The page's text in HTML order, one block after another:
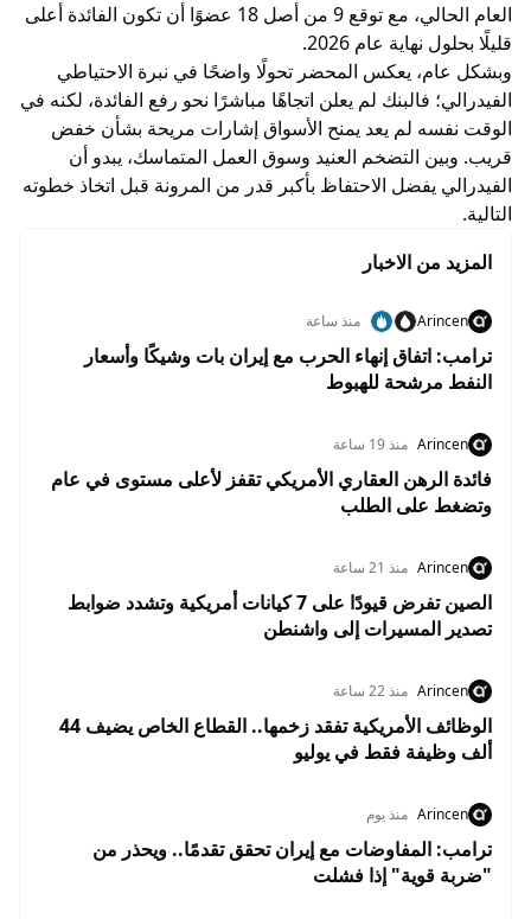
العام الحالي، مع توقع 9 من أصل 18 عضوًا أن تكون الفائدة أعلى
قليلًا بحلول نهاية عام 2026.
وبشكل عام، يعكس المحضر تحولًا واضحًا في نبرة الاحتياطي
الفيدرالي؛ فالبنك لم يعلن اتجاهًا مباشرًا نحو رفع الفائدة، لكنه في
الوقت نفسه لم يعد يمنح الأسواق إشارات مريحة بشأن خفض
قريب. وبين التضخم العنيد وسوق العمل المتماسك، يبدو أن
الفيدرالي يفضل الاحتفاظ بأكبر قدر من المرونة قبل اتخاذ خطوته
التالية.
المزيد من الاخبار
Arincen منذ ساعة
ترامب: اتفاق إنهاء الحرب مع إيران بات وشيكًا وأسعار
النفط مرشحة للهبوط
Arincen منذ 19 ساعة
فائدة الرهن العقاري الأمريكي تقفز لأعلى مستوى في عام
وتضغط على الطلب
Arincen منذ 21 ساعة
الصين تفرض قيودًا على 7 كيانات أمريكية وتشدد ضوابط
تصدير المسيرات إلى واشنطن
Arincen منذ 22 ساعة
الوظائف الأمريكية تفقد زخمها.. القطاع الخاص يضيف 44
ألف وظيفة فقط في يوليو
Arincen منذ يوم
ترامب: المفاوضات مع إيران تحقق تقدمًا.. ويحذر من
"ضربة قوية" إذا فشلت